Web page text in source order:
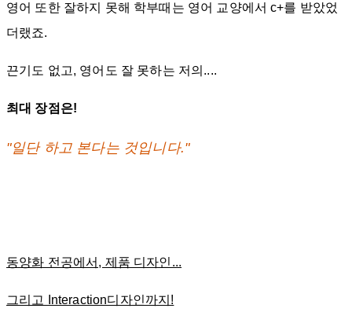
영어 또한 잘하지 못해 학부때는 영어 교양에서 c+를 받았었
더랬죠.
끈기도 없고, 영어도 잘 못하는 저의....
최대 장점은!
"일단 하고 본다는 것입니다."
동양화 전공에서, 제품 디자인...
그리고 Interaction디자인까지!